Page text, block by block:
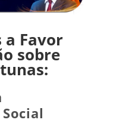
Favor
sobre